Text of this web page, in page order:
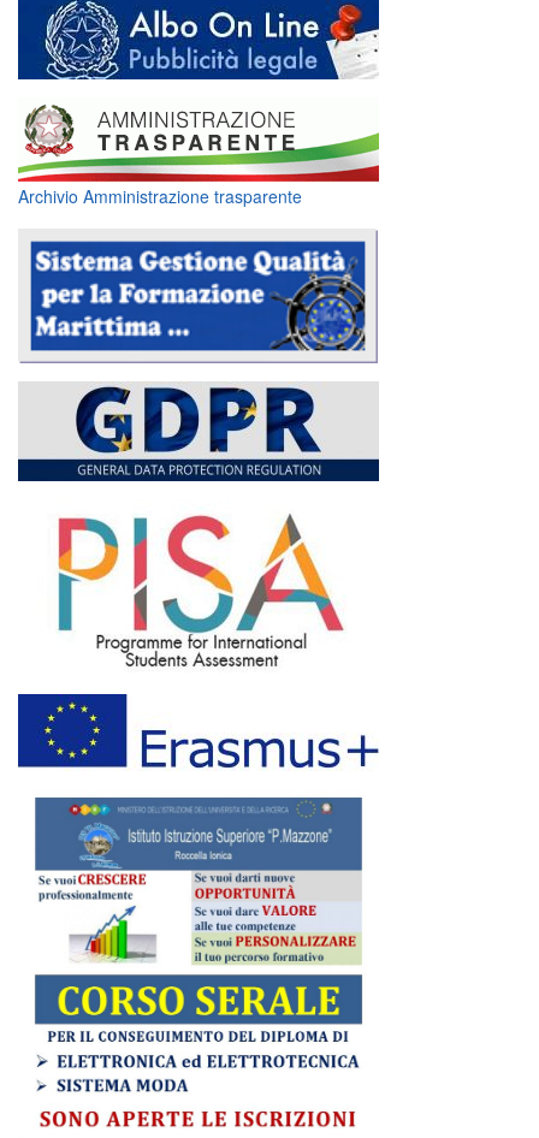
Archivio Amministrazione trasparente